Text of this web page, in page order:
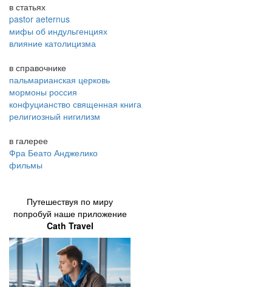
в статьях
pastor aeternus
мифы об индульгенциях
влияние католицизма
в справочнике
пальмарианская церковь
мормоны россия
конфуцианство священная книга
религиозный нигилизм
в галерее
Фра Беато Анджелико
фильмы
Путешествуя по миру
попробуй наше приложение
Cath Travel